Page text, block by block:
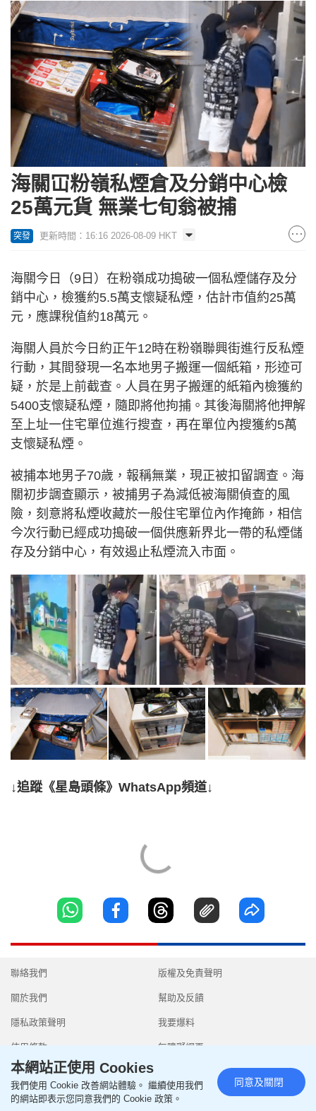
海關冚粉嶺私煙倉及分銷中心檢
25萬元貨 無業七旬翁被捕
突發 更新時間：16:16 2026-08-09 HKT
海關今日（9日）在粉嶺成功搗破一個私煙儲存及分
銷中心，檢獲約5.5萬支懷疑私煙，估計市值約25萬
元，應課稅值約18萬元。
海關人員於今日約正午12時在粉嶺聯興街進行反私煙
行動，其間發現一名本地男子搬運一個紙箱，形迹可
疑，於是上前截查。人員在男子搬運的紙箱內檢獲約
5400支懷疑私煙，隨即將他拘捕。其後海關將他押解
至上址一住宅單位進行搜查，再在單位內搜獲約5萬
支懷疑私煙。
被捕本地男子70歲，報稱無業，現正被扣留調查。海
關初步調查顯示，被捕男子為減低被海關偵查的風
險，刻意將私煙收藏於一般住宅單位內作掩飾，相信
今次行動已經成功搗破一個供應新界北一帶的私煙儲
存及分銷中心，有效遏止私煙流入市面。
↓追蹤《星島頭條》WhatsApp頻道↓
聯絡我們
關於我們
隱私政策聲明
使用條款
版權及免責聲明
幫助及反饋
我要爆料
無障礙網頁
Copyright © 2026 SingTao Ltd.All rights reserved.
本網站正使用 Cookies
我們使用 Cookie 改善網站體驗。 繼續使用我們
的網站即表示您同意我們的 Cookie 政策。
同意及關閉